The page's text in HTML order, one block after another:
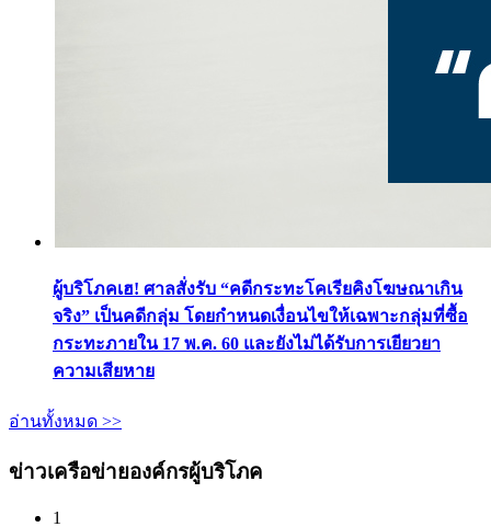
ผู้บริโภคเฮ! ศาลสั่งรับ “คดีกระทะโคเรียคิงโฆษณาเกิน
จริง” เป็นคดีกลุ่ม โดยกำหนดเงื่อนไขให้เฉพาะกลุ่มที่ซื้อ
กระทะภายใน 17 พ.ค. 60 และยังไม่ได้รับการเยียวยา
ความเสียหาย
อ่านทั้งหมด >>
ข่าวเครือข่ายองค์กรผู้บริโภค
1